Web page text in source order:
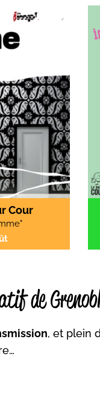
Cour
de
, et plein